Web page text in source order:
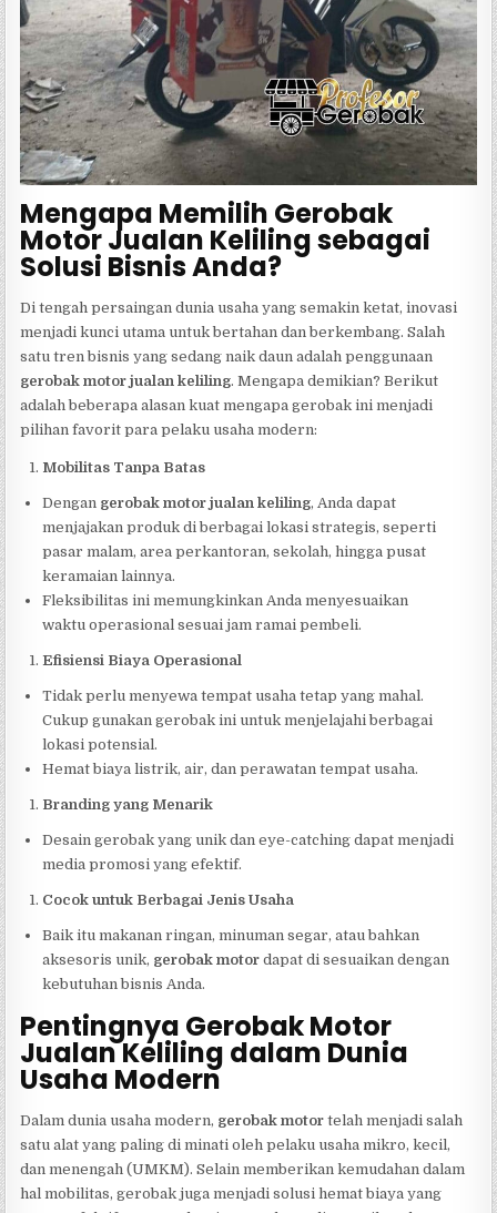
Mengapa Memilih Gerobak
Motor Jualan Keliling sebagai
Solusi Bisnis Anda?
Di tengah persaingan dunia usaha yang semakin ketat, inovasi
menjadi kunci utama untuk bertahan dan berkembang. Salah
satu tren bisnis yang sedang naik daun adalah penggunaan
gerobak motor jualan keliling. Mengapa demikian? Berikut
adalah beberapa alasan kuat mengapa gerobak ini menjadi
pilihan favorit para pelaku usaha modern:
Mobilitas Tanpa Batas
Dengan gerobak motor jualan keliling, Anda dapat
menjajakan produk di berbagai lokasi strategis, seperti
pasar malam, area perkantoran, sekolah, hingga pusat
keramaian lainnya.
Fleksibilitas ini memungkinkan Anda menyesuaikan
waktu operasional sesuai jam ramai pembeli.
Efisiensi Biaya Operasional
Tidak perlu menyewa tempat usaha tetap yang mahal.
Cukup gunakan gerobak ini untuk menjelajahi berbagai
lokasi potensial.
Hemat biaya listrik, air, dan perawatan tempat usaha.
Branding yang Menarik
Desain gerobak yang unik dan eye-catching dapat menjadi
media promosi yang efektif.
Cocok untuk Berbagai Jenis Usaha
Baik itu makanan ringan, minuman segar, atau bahkan
aksesoris unik, gerobak motordapat di sesuaikan dengan
kebutuhan bisnis Anda.
Pentingnya Gerobak Motor
Jualan Keliling dalam Dunia
Usaha Modern
Dalam dunia usaha modern, gerobak motortelah menjadi salah
satu alat yang paling di minati oleh pelaku usaha mikro, kecil,
dan menengah (UMKM). Selain memberikan kemudahan dalam
hal mobilitas, gerobak juga menjadi solusi hemat biaya yang